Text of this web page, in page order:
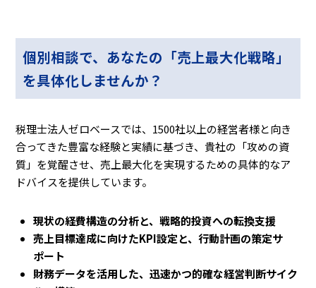
個別相談で、あなたの「売上最大化戦略」
を具体化しませんか？
税理士法人ゼロベースでは、1500社以上の経営者様と向き
合ってきた豊富な経験と実績に基づき、貴社の「攻めの資
質」を覚醒させ、売上最大化を実現するための具体的なア
ドバイスを提供しています。
現状の経費構造の分析と、戦略的投資への転換支援
売上目標達成に向けたKPI設定と、行動計画の策定サ
ポート
財務データを活用した、迅速かつ的確な経営判断サイク